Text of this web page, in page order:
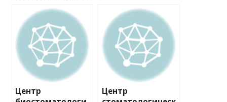
Центр
Центр